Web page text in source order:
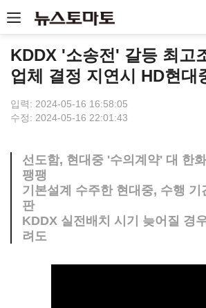
KDDX '소송전' 갈등 최고
업체 결정 지연시 HD현대
입력: 2024-05-16 16:58:05
수정: 2024-05-16 22:01:43
선도함, 현대중 '수의계약' 대 한
팽팽
기본설계 수주한 현대중, 수행 기
판
KDDX 실전배치 시기 늦어질 경
려도